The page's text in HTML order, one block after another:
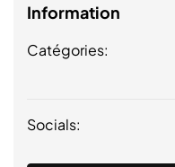
Information
Catégories:
Socials: